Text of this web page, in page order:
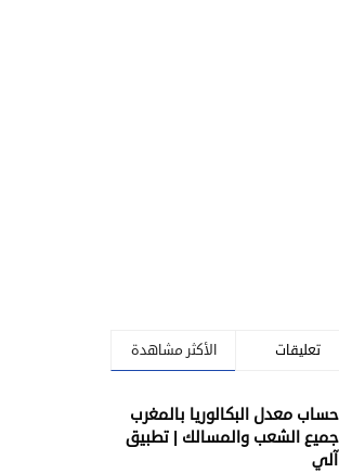
الأكثر مشاهدة تعليقات
حساب معدل البكالوريا بالمغرب
جميع الشعب والمسالك | تطبيق
آلي